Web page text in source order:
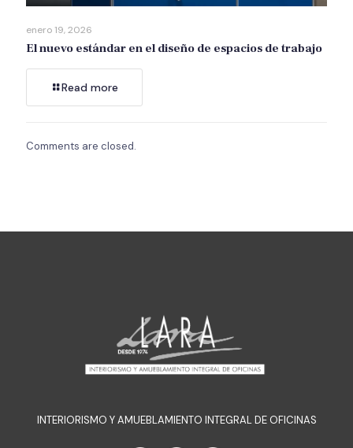
enero 19, 2026
El nuevo estándar en el diseño de espacios de trabajo
Read more
Comments are closed.
INTERIORISMO Y AMUEBLAMIENTO INTEGRAL DE OFICINAS